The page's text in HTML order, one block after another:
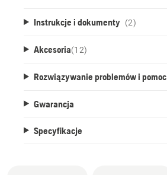
Instrukcje i dokumenty (2)
Akcesoria(12)
Rozwiązywanie problemów i pomoc
Gwarancja
Specyfikacje